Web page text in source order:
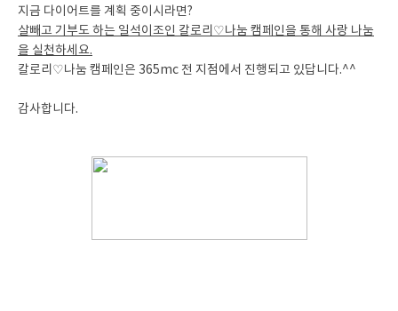
지금 다이어트를 계획 중이시라면?
살빼고 기부도 하는 일석이조인 칼로리♡나눔 캠페인을 통해 사랑 나눔
을 실천하세요.
칼로리♡나눔 캠페인은 365mc 전 지점에서 진행되고 있답니다.^^
감사합니다.